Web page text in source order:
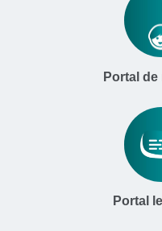
Portal
Portal